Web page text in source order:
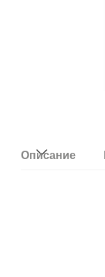
Описание